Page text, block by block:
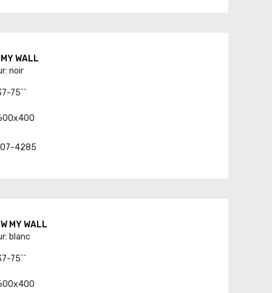
WALL
noir
75´´
07-4285
MY WALL
blanc
75´´